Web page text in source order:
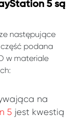
5 są
następujące
podana
w materiale
na
5 jest kwestią